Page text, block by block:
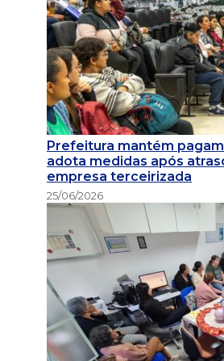
Prefeitura mantém
adota medidas após
empresa terceirizada
25/06/2026